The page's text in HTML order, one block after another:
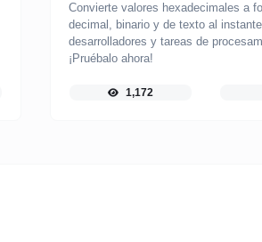
Convierte valores hexadecimales a
decimal, binario y de texto al
desarrolladores y tareas de
¡Pruébalo ahora!
1,172